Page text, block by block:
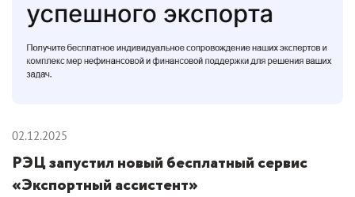
02.12.2025
РЭЦ запустил новый бесплатный сервис
«Экспортный ассистент»